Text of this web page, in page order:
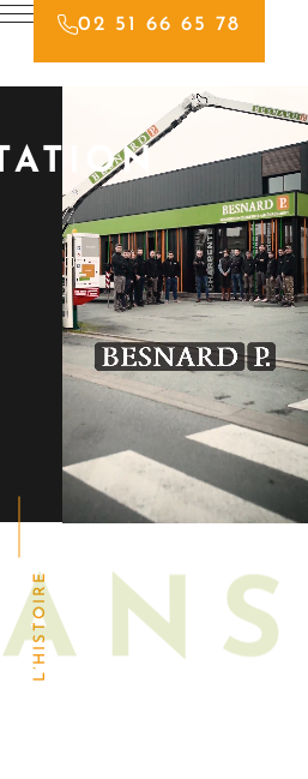
02 51 66 65 78
L’HISTOIRE